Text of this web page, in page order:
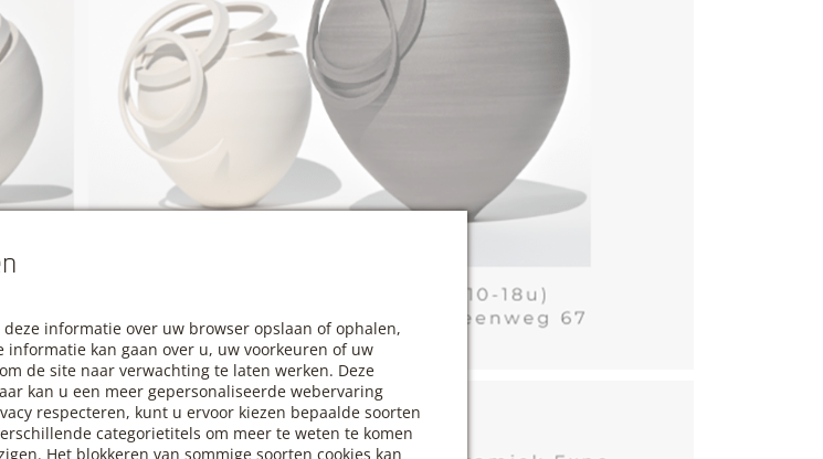
informatie over uw browser opslaan of ophalen,
informatie kan gaan over u, uw voorkeuren of uw
de site naar verwachting te laten werken. Deze
kan u een meer gepersonaliseerde webervaring
respecteren, kunt u ervoor kiezen bepaalde soorten
categorietitels om meer te weten te komen
Het blokkeren van sommige soorten cookies kan